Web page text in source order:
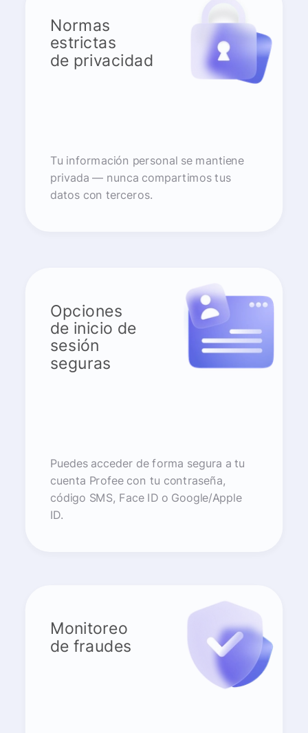
Normas
estrictas
de privacidad
Tu información personal se mantiene
privada — nunca compartimos tus
datos con terceros.
Opciones
de inicio de
sesión
seguras
Puedes acceder de forma segura a tu
cuenta Profee con tu contraseña,
código SMS, Face ID o Google/Apple
ID.
Monitoreo
de fraudes